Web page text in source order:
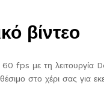
βίντεο
fps με τη λειτουργία
στο χέρι σας για